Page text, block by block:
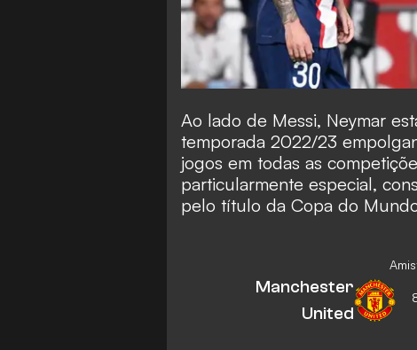
Ao lado de Messi, Neymar
temporada 2022/23
jogos em todas as
particularmente especial,
pelo título da Copa do
Manchester
United